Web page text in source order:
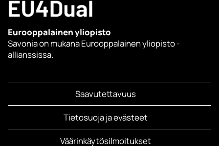
Eurooppalainen yliopisto
Savonia on mukana Eurooppalainen yliopisto -
allianssissa.
Saavutettavuus
Tietosuoja ja evästeet
Väärinkäytösilmoitukset